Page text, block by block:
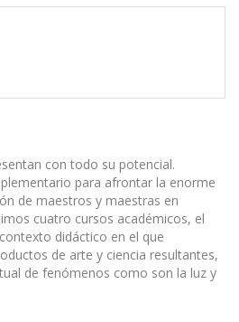
con todo su potencial.
para afrontar la enorme
de maestros y maestras en
cuatro cursos académicos, el
didáctico en el que
de arte y ciencia resultantes,
de fenómenos como son la luz y